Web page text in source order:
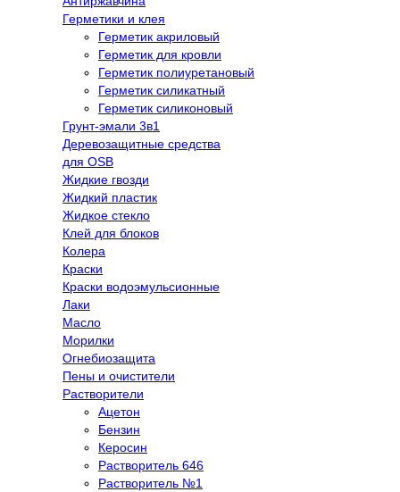
Герметики и клея
Герметик акриловый
Герметик для кровли
Герметик полиуретановый
Герметик силикатный
Герметик силиконовый
Грунт-эмали 3в1
Деревозащитные средства
для OSB
Жидкие гвозди
Жидкий пластик
Жидкое стекло
Клей для блоков
Колера
Краски
Краски водоэмульсионные
Лаки
Масло
Морилки
Огнебиозащита
Пены и очистители
Растворители
Ацетон
Бензин
Керосин
Растворитель 646
Растворитель №1